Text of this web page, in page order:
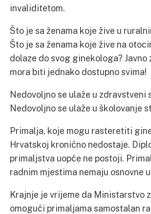
invaliditetom.
Što je sa ženama koje žive u
Što je sa ženama koje žive na
dolaze do svog ginekologa? Javno
mora biti jednako dostupno svima!
Nedovoljno se ulaže u zdravstveni
Nedovoljno se ulaže u školovanje
Primalja, koje mogu rasteretiti
Hrvatskoj kronično nedostaje.
primaljstva uopće ne postoji.
radnim mjestima nemaju osnovne
Krajnje je vrijeme da Ministarstvo
omogući primaljama samostalan